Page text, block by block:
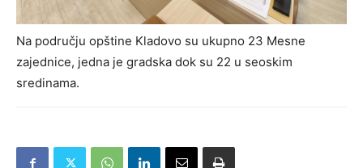
Na području opštine Kladovo su ukupno 23 Mesne
zajednice, jedna je gradska dok su 22 u seoskim
sredinama.